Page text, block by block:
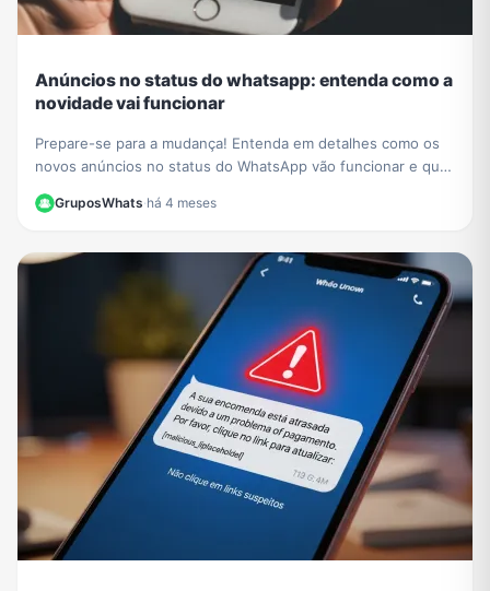
Anúncios no status do whatsapp: entenda como a
novidade vai funcionar
Prepare-se para a mudança! Entenda em detalhes como os
novos anúncios no status do WhatsApp vão funcionar e qual
GruposWhats·há 4 meses